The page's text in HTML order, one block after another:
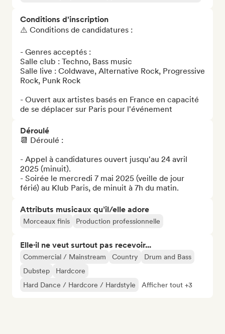
Conditions d'inscription
⚠️ Conditions de candidatures :
- Genres acceptés :
Salle club : Techno, Bass music
Salle live : Coldwave, Alternative Rock, Progressive
Rock, Punk Rock
- Ouvert aux artistes basés en France en capacité
de se déplacer sur Paris pour l'événement
Déroulé
📆 Déroulé :
- Appel à candidatures ouvert jusqu'au 24 avril
2025 (minuit).
- Soirée le mercredi 7 mai 2025 (veille de jour
férié) au Klub Paris, de minuit à 7h du matin.
Attributs musicaux qu’il/elle adore
Morceaux finis Production professionnelle
Elle·il ne veut surtout pas recevoir...
Commercial / Mainstream Country
Drum and Bass
Dubstep
Hardcore
Hard Dance / Hardcore / Hardstyle
Afficher tout +3